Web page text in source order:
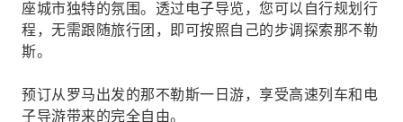
座城市独特的氛围。透过电子导览，您可以自行规划行
程，无需跟随旅行团，即可按照自己的步调探索那不勒
斯。
预订从罗马出发的那不勒斯一日游，享受高速列车和电
子导游带来的完全自由。